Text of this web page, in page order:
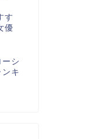
す
優
ーシ
ンキ